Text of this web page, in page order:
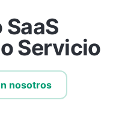
Servicio
nosotros